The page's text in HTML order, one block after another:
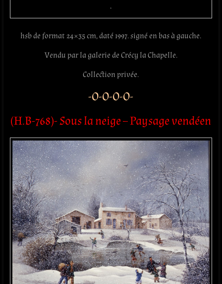
.
hsb de format 24×35 cm, daté 1997. signé en bas à gauche.
Vendu par la galerie de Crécy la Chapelle.
Collection privée.
-O-O-O-O-
(H.B-768)- Sous la neige – Paysage vendéen